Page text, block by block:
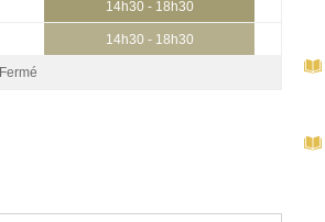
14h30 - 18h30
14h30 - 18h30
Fermé